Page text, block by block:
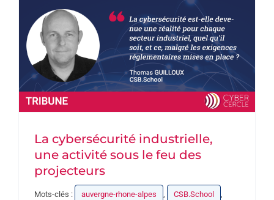
La cybersécurité industrielle,
une activité sous le feu des
projecteurs
Mots-clés : auvergne-rhone-alpes , CSB.School ,